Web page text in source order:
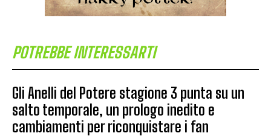
POTREBBE INTERESSARTI
Gli Anelli del Potere stagione 3 punta su un
salto temporale, un prologo inedito e
cambiamenti per riconquistare i fan